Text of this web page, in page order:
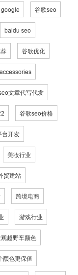
谷歌seo
baidu seo
谷歌优化
文章代写代发
谷歌seo价格
台开发
美妆行业
贸建站
跨境电商
游戏行业
越野车颜色
颜色更保值